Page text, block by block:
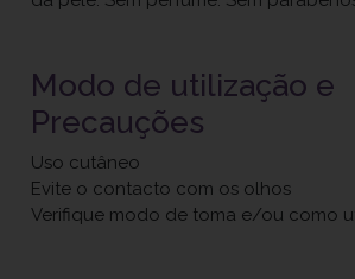
Modo de utilização e
Precauções
Uso cutâneo
Evite o contacto com os olhos
Verifique modo de toma e/ou como